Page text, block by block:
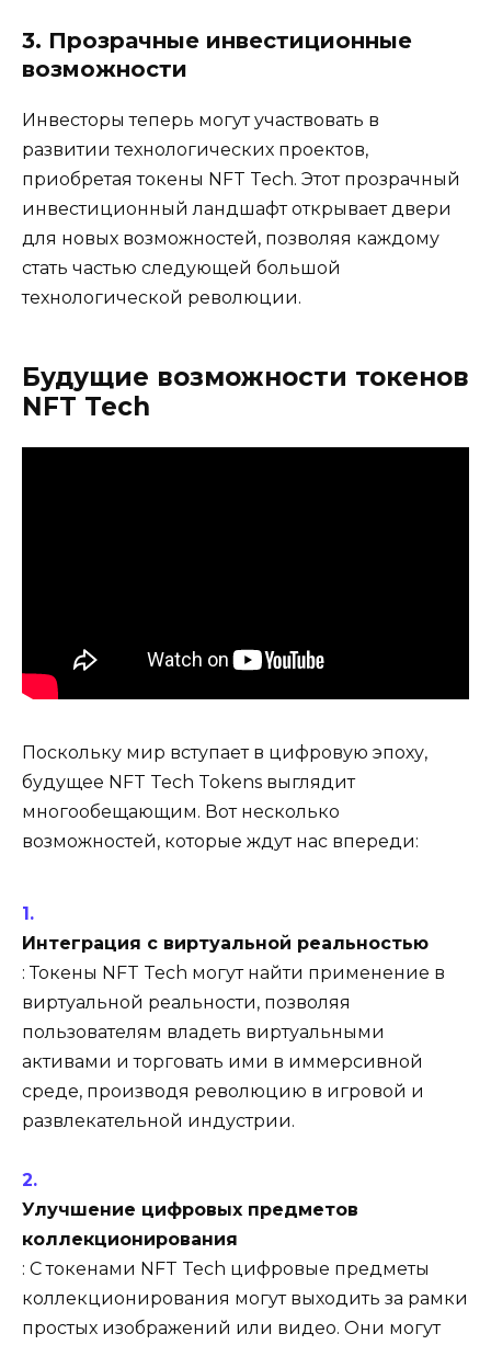
3. Прозрачные инвестиционные
возможности
Инвесторы теперь могут участвовать в
развитии технологических проектов,
приобретая токены NFT Tech. Этот прозрачный
инвестиционный ландшафт открывает двери
для новых возможностей, позволяя каждому
стать частью следующей большой
технологической революции.
Будущие возможности токенов
NFT Tech
Поскольку мир вступает в цифровую эпоху,
будущее NFT Tech Tokens выглядит
многообещающим. Вот несколько
возможностей, которые ждут нас впереди:
Интеграция с виртуальной реальностью
: Токены NFT Tech могут найти применение в
виртуальной реальности, позволяя
пользователям владеть виртуальными
активами и торговать ими в иммерсивной
среде, производя революцию в игровой и
развлекательной индустрии.
Улучшение цифровых предметов
коллекционирования
: С токенами NFT Tech цифровые предметы
коллекционирования могут выходить за рамки
простых изображений или видео. Они могут